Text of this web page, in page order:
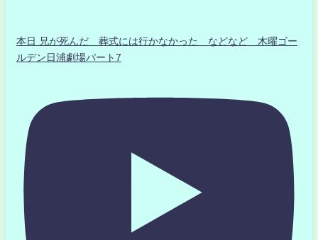
本日 兄が死んだ 葬式には行かなかった などなど 木曜ゴー
ルデン日浦劇場パート7